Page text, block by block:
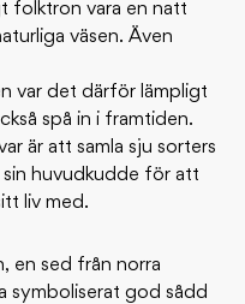
folktron vara en natt
väsen. Även
var det därför lämpligt
spå in i framtiden.
är att samla sju sorters
huvudkudde för att
liv med.
en sed från norra
symboliserat god sådd